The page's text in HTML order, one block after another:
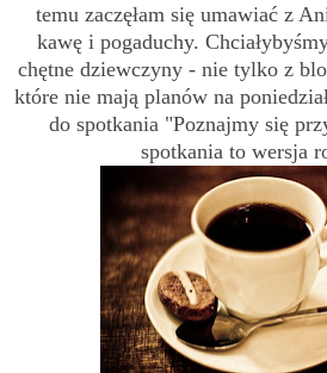
temu zaczęłam się umawiać z
kawę i pogaduchy.
chętne dziewczyny - nie tylko z
które nie mają planów na
do spotkania "Poznajmy się
spotkania to wersja